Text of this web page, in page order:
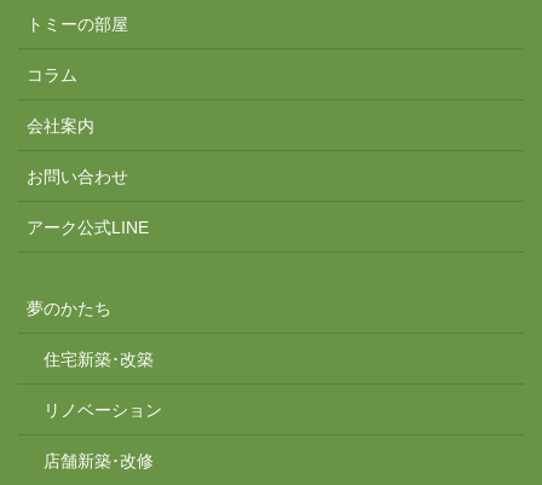
トミーの部屋
コラム
会社案内
お問い合わせ
アーク公式LINE
夢のかたち
住宅新築･改築
リノベーション
店舗新築･改修